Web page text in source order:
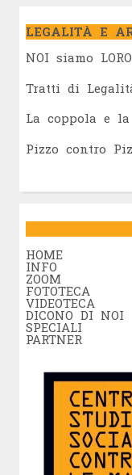
LEGALITÀ E
NOI siamo LORO
Tratti di
La coppola e
Pizzo contro
HOME
INFO
ZOOM
FOTOTECA
VIDEOTECA
DICONO DI NOI
SPECIALI
PARTNER